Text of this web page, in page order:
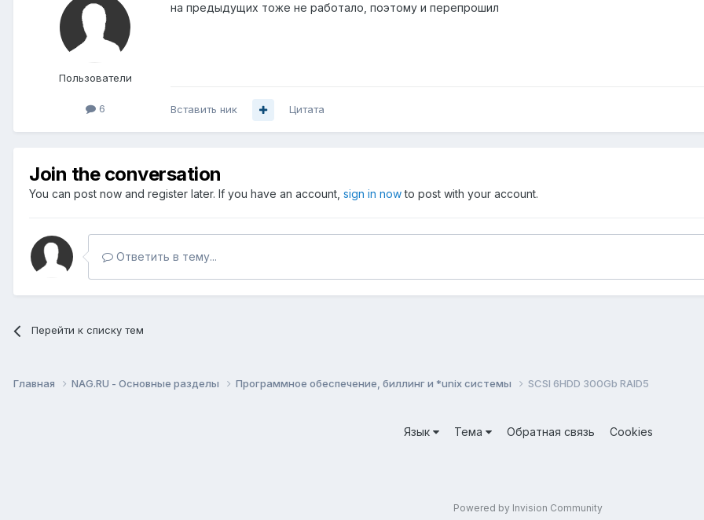
Пользователи
6
на предыдущих тоже не работало, поэтому и перепрошил
Вставить ник Цитата
Join the conversation
You can post now and register later. If you have an account, sign in nowto post with your account.
Ответить в тему...
Перейти к списку тем
Главная NAG.RU - Основные разделы Программное обеспечение, биллинг и *unix системы SCSI 6HDD 300Gb RAID5
Язык Тема Обратная связь
Cookies
Powered by Invision Community